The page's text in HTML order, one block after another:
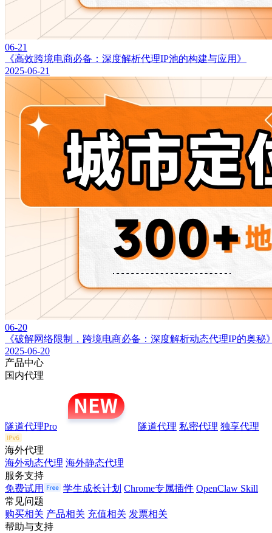
06-21
《高效跨境电商必备：深度解析代理IP池的构建与应用》
2025-06-21
06-20
《破解网络限制，跨境电商必备：深度解析动态代理IP的奥秘
2025-06-20
产品中心
国内代理
隧道代理Pro 隧道代理 私密代理 独享代理
海外代理
海外动态代理 海外静态代理
服务支持
免费试用
学生成长计划 Chrome专属插件 OpenClaw Skill
常见问题
购买相关 产品相关 充值相关 发票相关
帮助与支持